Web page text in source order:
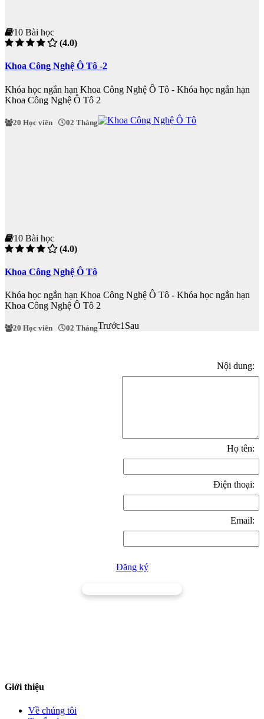
10 Bài học
(4.0)
Khoa Công Nghệ Ô Tô -2
Khóa học ngắn hạn Khoa Công Nghệ Ô Tô - Khóa học ngắn hạn
Khoa Công Nghệ Ô Tô 2
20 Học viên 02 Tháng
10 Bài học
(4.0)
Khoa Công Nghệ Ô Tô
Khóa học ngắn hạn Khoa Công Nghệ Ô Tô - Khóa học ngắn hạn
Khoa Công Nghệ Ô Tô 2
20 Học viên 02 ThángTrước1 Sau
Nội dung:
Họ tên:
Điện thoại:
Email:
Đăng ký
Giới thiệu
Về chúng tôi